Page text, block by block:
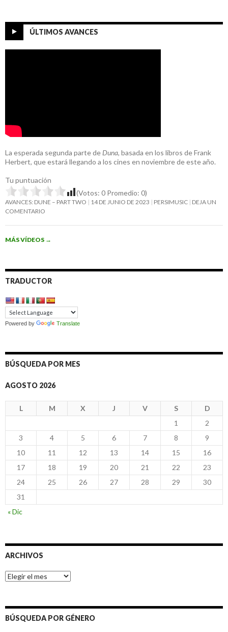
ÚLTIMOS AVANCES
La esperada segunda parte de Duna, basada en los libros de Frank
Herbert, que estará llegando a los cines en noviembre de este año.
Tu puntuación
(Votos: 0 Promedio: 0)
AVANCES: DUNE – PART TWO 14 DE JUNIO DE 2023 PERSIMUSIC DEJA UN
COMENTARIO
MÁS VÍDEOS →
TRADUCTOR
Powered by Translate
BÚSQUEDA POR MES
AGOSTO 2026
L M X J V S
D
1
2
3
4 5 6 7 8
9
10
11 12 13 14 15
16
17
18 19 20 21 22
23
24
25 26 27 28 29
30
31
« Dic
ARCHIVOS
Archivos
BÚSQUEDA POR GÉNERO